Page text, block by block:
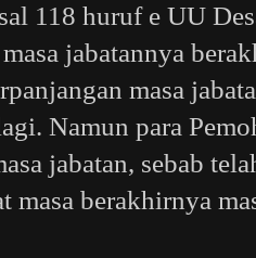
118 huruf e UU
jabatannya
masa
Namun para
jabatan, sebab
masa berakhirnya